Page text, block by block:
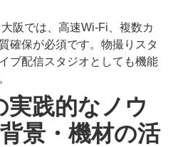
阪では、高速Wi-Fi、複数カ
確保が必須です。物撮りスタ
ブ配信スタジオとしても機能
実践的なノウ
景・機材の活